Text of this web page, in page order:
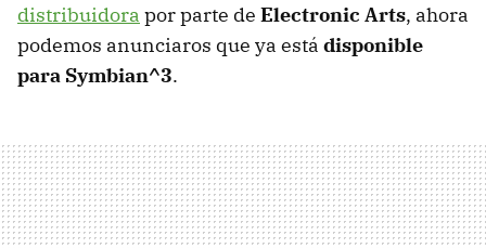
distribuidora por parte de Electronic Arts, ahora
podemos anunciaros que ya está disponible
para Symbian^3.